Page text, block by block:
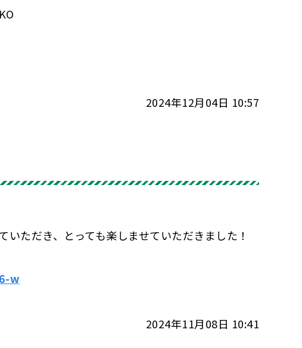
2024年12月04日 10:57
ただき、とっても楽しませていただきました！
w
2024年11月08日 10:41